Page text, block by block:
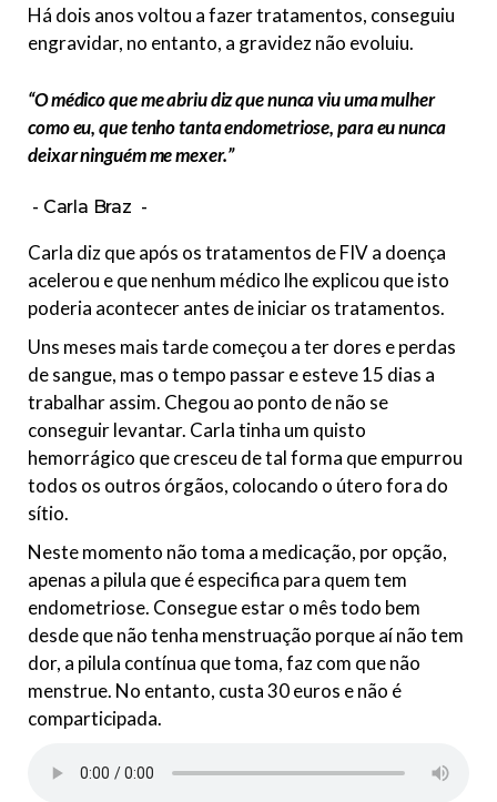
Há dois anos voltou a fazer tratamentos, conseguiu
engravidar, no entanto, a gravidez não evoluiu.
“O médico que me abriu diz que nunca viu uma mulher
como eu, que tenho tanta endometriose, para eu nunca
deixar ninguém me mexer.”
Carla Braz
Carla diz que após os tratamentos de FIV a doença
acelerou e que nenhum médico lhe explicou que isto
poderia acontecer antes de iniciar os tratamentos.
Uns meses mais tarde começou a ter dores e perdas
de sangue, mas o tempo passar e esteve 15 dias a
trabalhar assim. Chegou ao ponto de não se
conseguir levantar. Carla tinha um quisto
hemorrágico que cresceu de tal forma que empurrou
todos os outros órgãos, colocando o útero fora do
sítio.
Neste momento não toma a medicação, por opção,
apenas a pilula que é especifica para quem tem
endometriose. Consegue estar o mês todo bem
desde que não tenha menstruação porque aí não tem
dor, a pilula contínua que toma, faz com que não
menstrue. No entanto, custa 30 euros e não é
comparticipada.